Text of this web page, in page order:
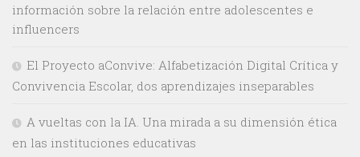
información sobre la relación entre adolescentes e
influencers
El Proyecto aConvive: Alfabetización Digital Crítica y
Convivencia Escolar, dos aprendizajes inseparables
A vueltas con la IA. Una mirada a su dimensión ética
en las instituciones educativas